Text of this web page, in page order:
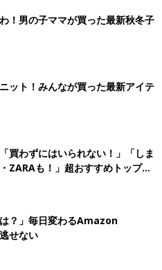
！男の子ママが買った最新秋冬子
ット！みんなが買った最新アイテ
買わずにはいられない！」「しま
ZARAも！」超おすすめトップス
は？」毎日変わるAmazon
せない